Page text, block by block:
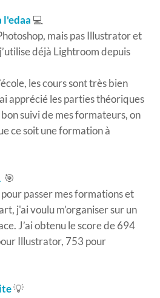
l'edaa 💻
mais pas Illustrator et
déjà Lightroom depuis
les cours sont très bien
apprécié les parties théoriques
bon suivi de mes formateurs, on
ce soit une formation à
🎯
pour passer mes formations et
j'ai voulu m’organiser sur un
J’ai obtenu le score de 694
Illustrator, 753 pour
💡